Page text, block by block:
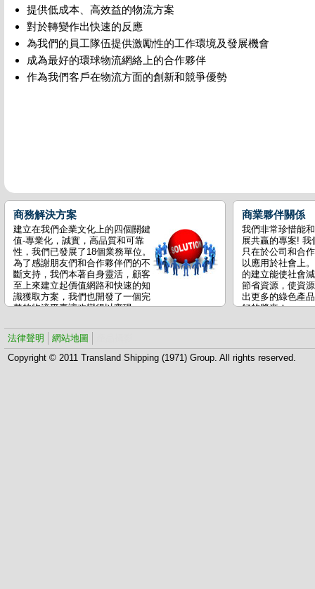
提供低成本、高效益的物流方案
對於轉變作出快速的反應
為我們的員工隊伍提供激勵性的工作環境及發展機會
成為最好的環球物流網絡上的合作夥伴
作為我們客戶在物流方面的創新和競爭優勢
商務解決方案
建立在我們企業文化上的四個關鍵
值-專業化，誠實，高品質和可靠
性，我們已發展了18個業務單位。
為了感謝朋友們和合作夥伴們的不
斷支持，我們本著自身靈活，顧客
至上來建立起價值網路和快速的知
識獲取方案，我們也開發了一個完
整的物流平臺讓改變得以實現。
我們的座右銘是 “客戶的成功就是
我們的成功”！
商業夥伴關係
我們非常珍惜能
展共贏的專案! 我
只在於公司和合
以應用於社會上
的建立能使社會
節省資源，使資
出更多的綠色產
好的將來！
法律聲明 網站地圖
Copyright © 2011 Transland Shipping (1971) Group. All rights reserved.